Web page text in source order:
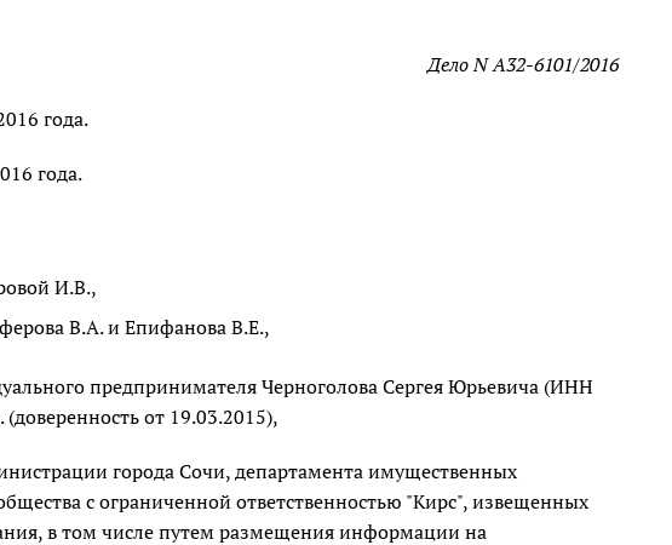
Дело N А32-6101/2016
года.
года.
И.В.,
В.А. и Епифанова В.Е.,
предпринимателя Черноголова Сергея Юрьевича (ИНН
от 19.03.2015),
города Сочи, департамента имущественных
с ограниченной ответственностью "Кирс", извещенных
в том числе путем размещения информации на